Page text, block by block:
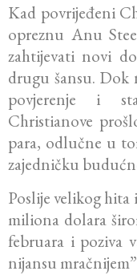
Kad povrijeđeni
opreznu Anu
zahtijevati novi
drugu šansu. Dok
povjerenje i
Christianove
para, odlučne u
zajedničku
Poslije velikog hita
miliona dolara
februara i poziva
nijansu